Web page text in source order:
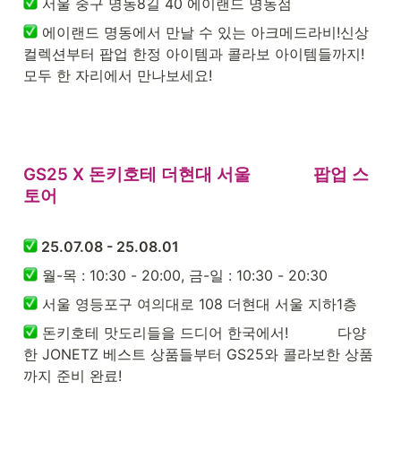
에이랜드 명동에서 만날 수 있는 아크메드라비!신상
컬렉션부터 팝업 한정 아이템과 콜라보 아이템들까지!
모두 한 자리에서 만나보세요!
GS25 X 돈키호테 더현대 서울              팝업 스
토어
25.07.08 - 25.08.01
월-목 : 10:30 - 20:00, 금-일 : 10:30 - 20:30
서울 영등포구 여의대로 108 더현대 서울 지하1층
돈키호테 맛도리들을 드디어 한국에서!           다양
한 JONETZ 베스트 상품들부터 GS25와 콜라보한 상품
까지 준비 완료!